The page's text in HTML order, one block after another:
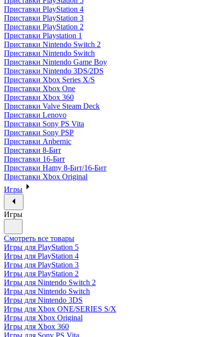
Приставки PlayStation 4
Приставки PlayStation 3
Приставки PlayStation 2
Приставки Playstation 1
Приставки Nintendo Switch 2
Приставки Nintendo Switch
Приставки Nintendo Game Boy
Приставки Nintendo 3DS/2DS
Приставки Xbox Series X/S
Приставки Xbox One
Приставки Xbox 360
Приставки Valve Steam Deck
Приставки Lenovo
Приставки Sony PS Vita
Приставки Sony PSP
Приставки Anbernic
Приставки 8-Бит
Приставки 16-Бит
Приставки Hamy 8-Бит/16-Бит
Приставки Xbox Original
Игры
Игры
Смотреть все товары
Игры для PlayStation 5
Игры для PlayStation 4
Игры для PlayStation 3
Игры для PlayStation 2
Игры для Nintendo Switch 2
Игры для Nintendo Switch
Игры для Nintendo 3DS
Игры для Xbox ONE/SERIES S/X
Игры для Xbox Original
Игры для Xbox 360
Игры для Sony PS Vita